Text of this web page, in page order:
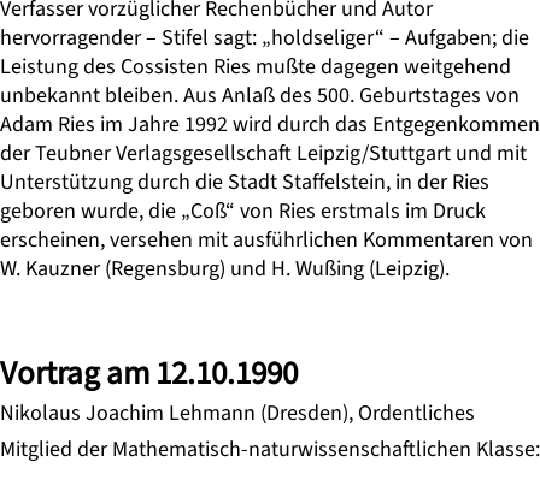
Verfasser vorzüglicher Rechenbücher und Autor
hervorragender – Stifel sagt: „holdseliger“ – Aufgaben; die
Leistung des Cossisten Ries mußte dagegen weitgehend
unbekannt bleiben. Aus Anlaß des 500. Geburtstages von
Adam Ries im Jahre 1992 wird durch das Entgegenkommen
der Teubner Verlagsgesellschaft Leipzig/Stuttgart und mit
Unterstützung durch die Stadt Staffelstein, in der Ries
geboren wurde, die „Coß“ von Ries erstmals im Druck
erscheinen, versehen mit ausführlichen Kommentaren von
W. Kauzner (Regensburg) und H. Wußing (Leipzig).
Vortrag am 12.10.1990
Nikolaus Joachim Lehmann (Dresden), Ordentliches
Mitglied der Mathematisch-naturwissenschaftlichen Klasse: